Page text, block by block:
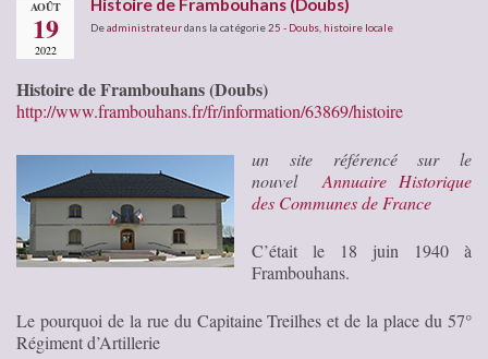
AOÛT
19
2022
Deadministrateurdans la catégorie25 - Doubs histoire locale
Histoire de Frambouhans (Doubs)
http://www.frambouhans.fr/fr/information/63869/histoire
un site référencé sur le
nouvelAnnuaire Historique
des Communes de France
C’était le 18 juin 1940 à
Frambouhans.
Le pourquoi de la rue du Capitaine Treilhes et de la place du 57°
Régiment d’Artillerie